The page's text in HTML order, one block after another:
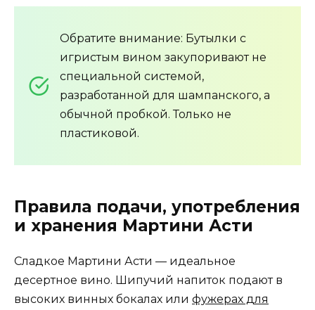
Обратите внимание: Бутылки с
игристым вином закупоривают не
специальной системой,
разработанной для шампанского, а
обычной пробкой. Только не
пластиковой.
Правила подачи, употребления
и хранения Мартини Асти
Сладкое Мартини Асти — идеальное
десертное вино. Шипучий напиток подают в
высоких винных бокалах или фужерах для